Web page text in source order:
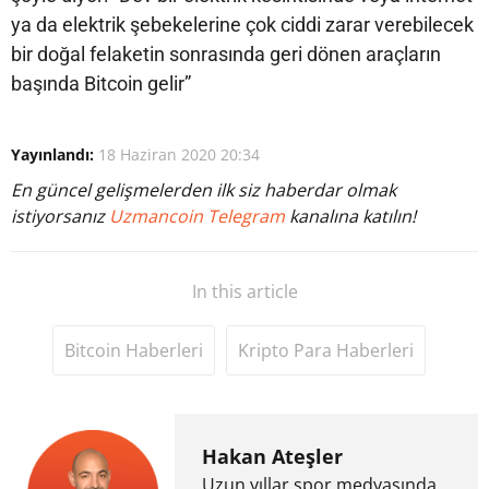
ya da elektrik şebekelerine çok ciddi zarar verebilecek
bir doğal felaketin sonrasında geri dönen araçların
başında Bitcoin gelir”
Yayınlandı: 18 Haziran 2020 20:34
En güncel gelişmelerden ilk siz haberdar olmak
istiyorsanız Uzmancoin Telegram kanalına katılın!
In this article
Bitcoin Haberleri Kripto Para Haberleri
Hakan Ateşler